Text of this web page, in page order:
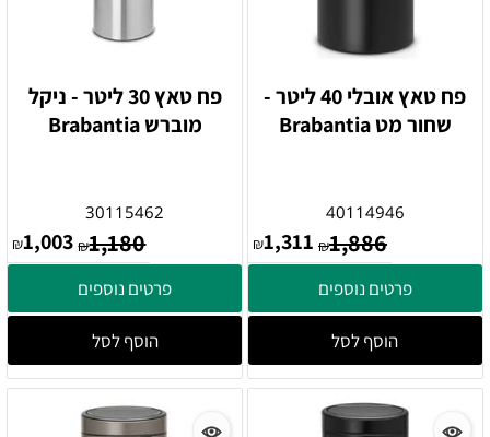
פח טאץ אובלי 40 ליטר -
שחור מט Brabantia
40114946
₪1,886
₪1,311
פרטים נוספים
הוסף לסל
פח טאץ 30 ליטר - ניקל
מוברש Brabantia
30115462
₪1,180
₪1,003
פרטים נוספים
הוסף לסל